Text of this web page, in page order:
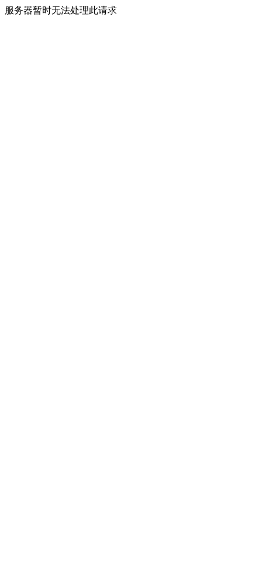
服务器暂时无法处理此请求